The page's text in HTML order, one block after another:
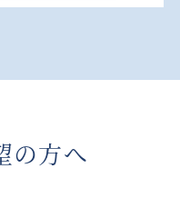
の方へ